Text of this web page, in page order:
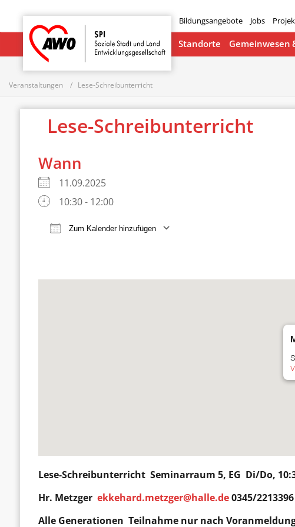
Bildungsangebote Jobs
Startseite
Standorte Gemeinwesen
Veranstaltungen Lese-Schreibunterricht
Lese-Schreibunterricht
Wann
11.09.2025
10:30 - 12:00
Zum Kalender hinzufügen
Lese-SchreibunterrichtSeminarraum 5, EG Di/Do,
Hr. Metzgerekkehard.metzger@halle.de0345/2213396
Alle GenerationenTeilnahme nur nach